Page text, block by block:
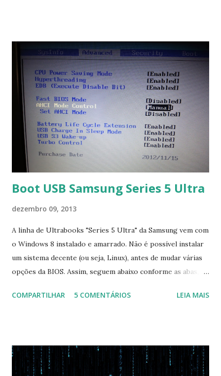
Boot USB Samsung Series 5 Ultra
dezembro 09, 2013
A linha de Ultrabooks "Series 5 Ultra" da Samsung vem com
o Windows 8 instalado e amarrado. Não é possível instalar
um sistema decente (ou seja, Linux), antes de mudar várias
opções da BIOS. Assim, seguem abaixo conforme as abas, a
Na inicialização aperte F2 para acessar a BIOS e então faça
com Win, deixe essa opção no Auto ) Set AHCI Mode ->
Disabled USB S3 Wake-up -> Enabled Boot: Secure Boot ->
COMPARTILHAR 5 COMENTÁRIOS LEIA MAIS